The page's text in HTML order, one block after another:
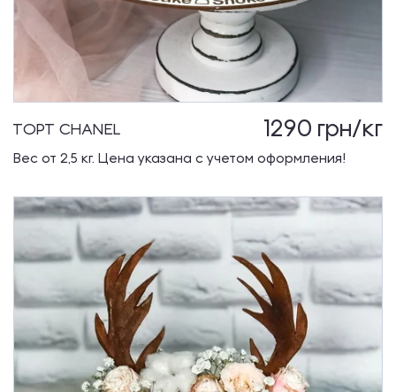
ТОРТ CHANEL 1290 грн/кг
Вес от 2,5 кг. Цена указана с учетом оформления!